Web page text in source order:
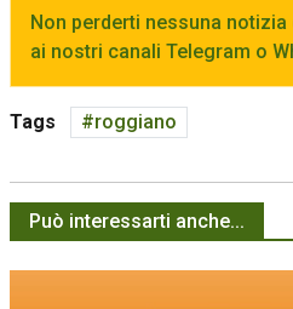
Non perderti nessuna
ai nostri canali Telegram o
Tags roggiano
Può interessarti anche...